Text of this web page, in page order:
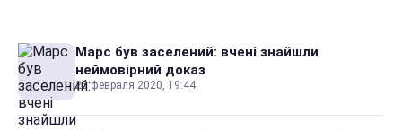
Марс був заселений: вчені знайшли
неймовірний доказ
25 февраля 2020, 19:44